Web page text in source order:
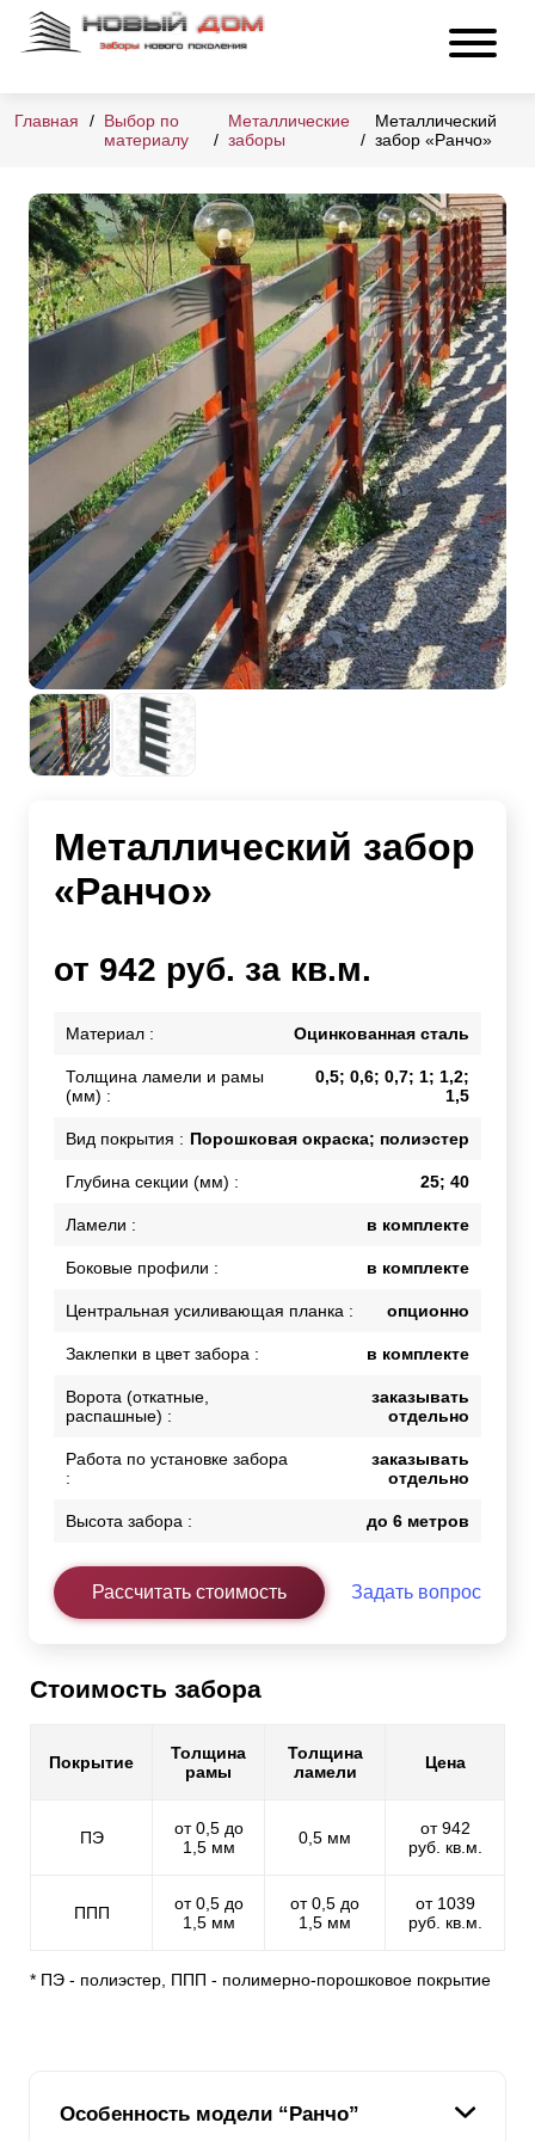
Главная
Выбор по
материалу
Металлические
заборы
Металлический
забор «Ранчо»
Металлический забор
«Ранчо»
от 942 руб. за кв.м.
Материал : Оцинкованная сталь
Толщина ламели и рамы
(мм) :
0,5; 0,6; 0,7; 1; 1,2;
1,5
Вид покрытия : Порошковая окраска; полиэстер
Глубина секции (мм) : 25; 40
Ламели : в комплекте
Боковые профили : в комплекте
Центральная усиливающая планка : опционно
Заклепки в цвет забора : в комплекте
Ворота (откатные,
распашные) :
заказывать
отдельно
Работа по установке забора
:
заказывать
отдельно
Высота забора : до 6 метров
Рассчитать стоимость Задать вопрос
Стоимость забора
Покрытие
Толщина
рамы
Толщина
ламели
Цена
ПЭ
от 0,5 до
1,5 мм
0,5 мм
от 942
руб. кв.м.
ППП
от 0,5 до
1,5 мм
от 0,5 до
1,5 мм
от 1039
руб. кв.м.
* ПЭ - полиэстер, ППП - полимерно-порошковое покрытие
Особенность модели “Ранчо”